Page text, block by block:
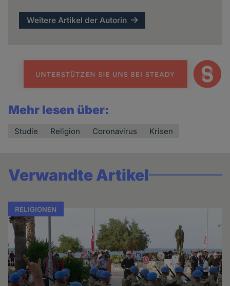
Weitere Artikel der Autorin
Mehr lesen über:
Studie Religion Coronavirus Krisen
Verwandte Artikel
RELIGIONEN